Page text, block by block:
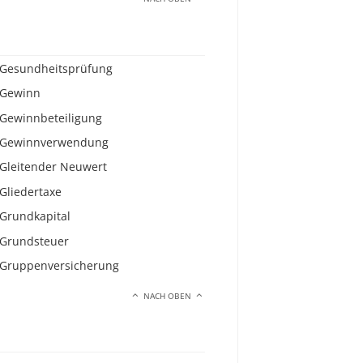
Gesundheitsprüfung
Gewinn
Gewinnbeteiligung
Gewinnverwendung
Gleitender Neuwert
Gliedertaxe
Grundkapital
Grundsteuer
Gruppenversicherung
NACH OBEN